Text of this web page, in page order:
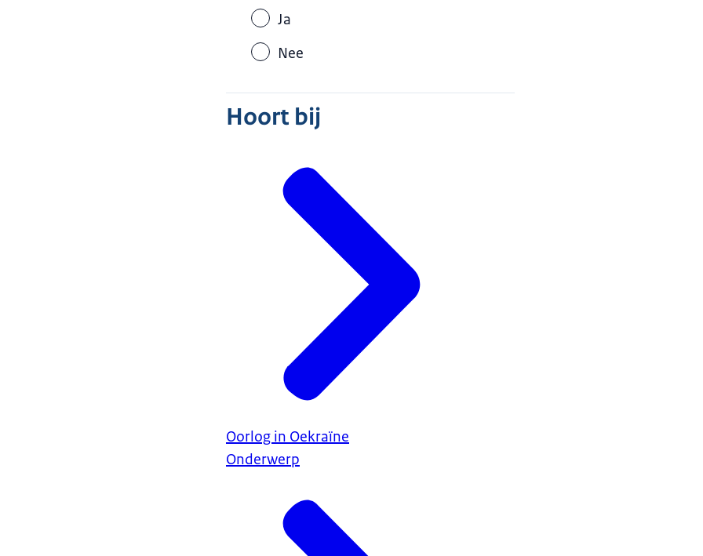
Ja
Nee
Hoort bij
Oorlog in Oekraïne
Onderwerp